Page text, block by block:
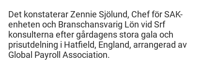
Det konstaterar Zennie Sjölund, Chef för SAK-
enheten och Branschansvarig Lön vid Srf
konsulterna efter gårdagens stora gala och
prisutdelning i Hatfield, England, arrangerad av
Global Payroll Association.